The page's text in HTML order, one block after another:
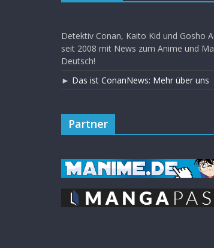
Detektiv Conan, Kaito Kid und Gosho
seit 2008 mit News zum Anime und
Deutsch!
► Das ist ConanNews: Mehr über uns
Partner